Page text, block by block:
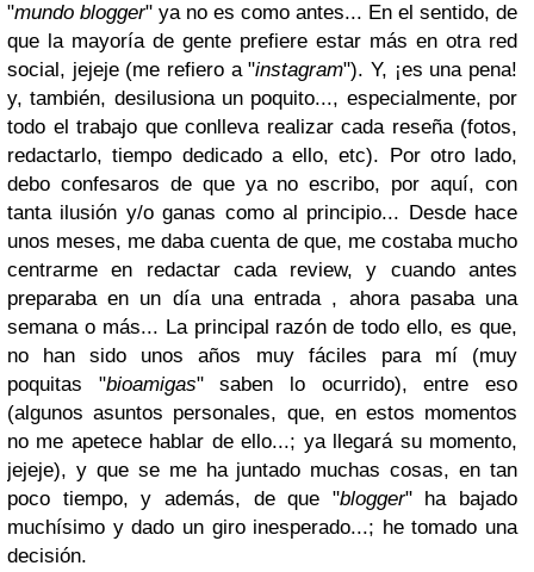
"mundo blogger" ya no es como antes... En el sentido, de
que la mayoría de gente prefiere estar más en otra red
social, jejeje (me refiero a "instagram"). Y, ¡es una pena!
y, también, desilusiona un poquito..., especialmente, por
todo el trabajo que conlleva realizar cada reseña (fotos,
redactarlo, tiempo dedicado a ello, etc). Por otro lado,
debo confesaros de que ya no escribo, por aquí, con
tanta ilusión y/o ganas como al principio... Desde hace
unos meses, me daba cuenta de que, me costaba mucho
centrarme en redactar cada review, y cuando antes
preparaba en un día una entrada , ahora pasaba una
semana o más... La principal razón de todo ello, es que,
no han sido unos años muy fáciles para mí (muy
poquitas "bioamigas" saben lo ocurrido), entre eso
(algunos asuntos personales, que, en estos momentos
no me apetece hablar de ello...; ya llegará su momento,
jejeje), y que se me ha juntado muchas cosas, en tan
poco tiempo, y además, de que "blogger" ha bajado
muchísimo y dado un giro inesperado...; he tomado una
decisión.